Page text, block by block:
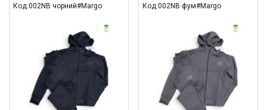
Код:002NB чорний#Margo Код:002NB фум#Margo